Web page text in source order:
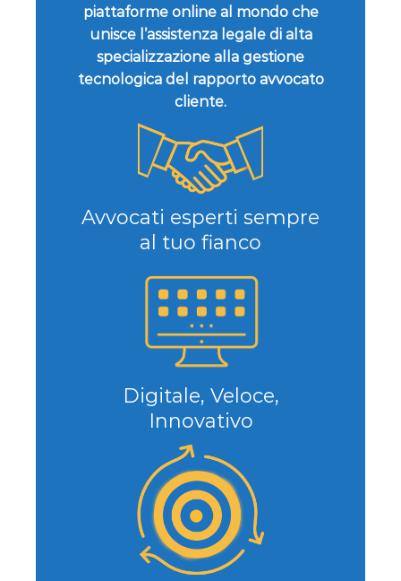
piattaforme online al mondo che
unisce l’assistenza legale di alta
specializzazione alla gestione
tecnologica del rapporto avvocato
cliente.
Avvocati esperti sempre
al tuo fianco
Digitale, Veloce,
Innovativo